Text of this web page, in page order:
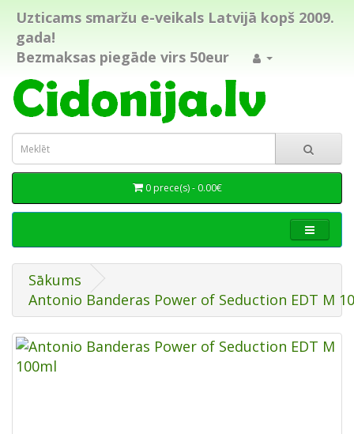
Uzticams smaržu e-veikals Latvijā kopš 2009.
gada!
Bezmaksas piegāde virs 50eur
0 prece(s) - 0.00€
Sākums
Antonio Banderas Power of Seduction EDT M